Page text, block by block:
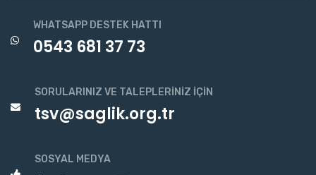
WHATSAPP DESTEK HATTI
0543 681 37 73
SORULARINIZ VE TALEPLERINIZ İÇIN
tsv@saglik.org.tr
SOSYAL MEDYA